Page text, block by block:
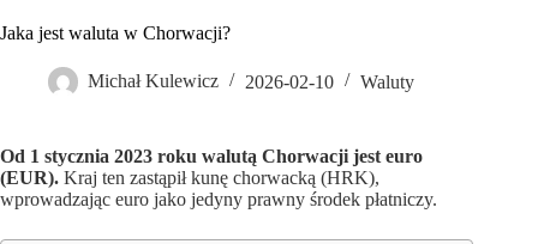
Jaka jest waluta w Chorwacji?
Michał Kulewicz 2026-02-10 Waluty
Od 1 stycznia 2023 roku walutą Chorwacji jest euro
(EUR). Kraj ten zastąpił kunę chorwacką (HRK),
wprowadzając euro jako jedyny prawny środek płatniczy.